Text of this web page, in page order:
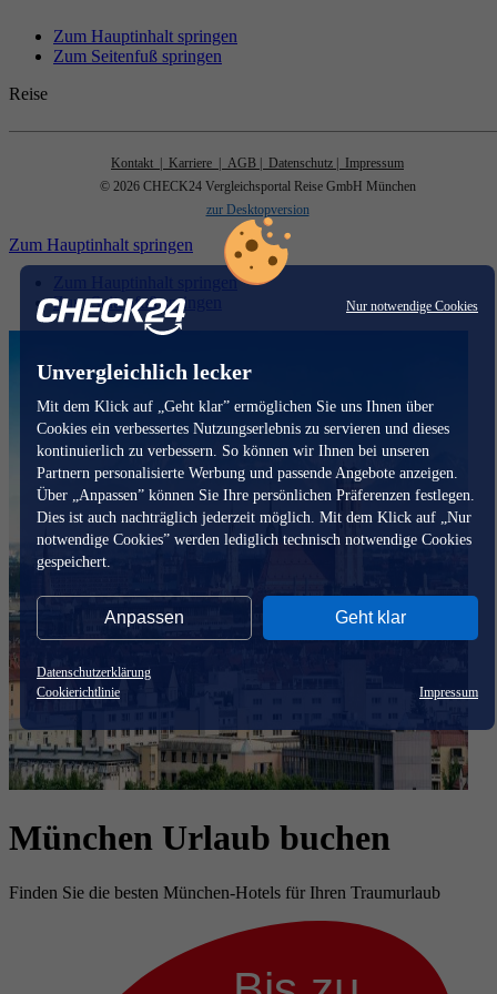
Nur notwendige Cookies
Unvergleichlich lecker
Mit dem Klick auf „Geht klar” ermöglichen Sie uns Ihnen über
Cookies ein verbessertes Nutzungserlebnis zu servieren und dieses
kontinuierlich zu verbessern. So können wir Ihnen bei unseren
Partnern personalisierte Werbung und passende Angebote anzeigen.
Über „Anpassen” können Sie Ihre persönlichen Präferenzen festlegen.
Dies ist auch nachträglich jederzeit möglich. Mit dem Klick auf „Nur
notwendige Cookies” werden lediglich technisch notwendige Cookies
gespeichert.
Anpassen Geht klar
Datenschutzerklärung
Cookierichtlinie
Impressum
Zum Hauptinhalt springen
Zum Seitenfuß springen
Reise
Kontakt | Karriere | AGB | Datenschutz
| Impressum
© 2026 CHECK24 Vergleichsportal Reise GmbH München
zur Desktopversion
Zum Hauptinhalt springen
Zum Hauptinhalt springen
Zum Seitenfuß springen
München Urlaub buchen
Finden Sie die besten München-Hotels für Ihren Traumurlaub